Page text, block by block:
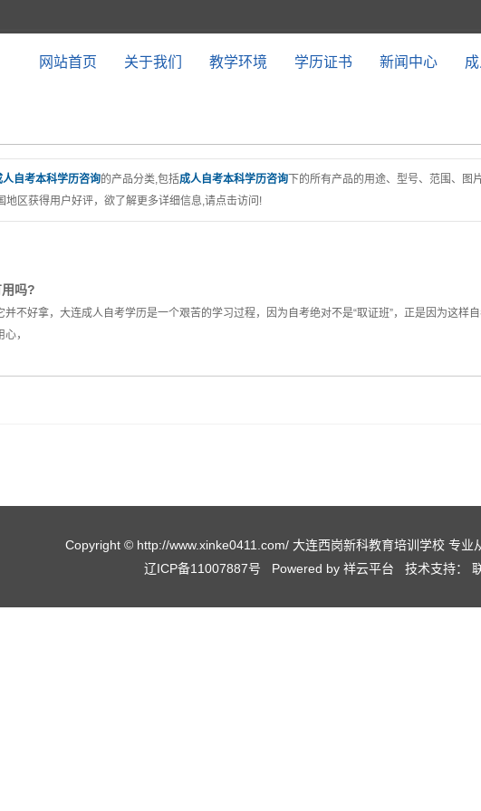
网站首页 关于我们 教学环境 学历证书 新闻中心
人自考本科学历咨询的产品分类,包括成人自考本科学历咨询 下的所有产品的用途、型号、范围、图
区获得用户好评，欲了解更多详细信息,请点击访问!
吗?
不好拿，大连成人自考学历是一个艰苦的学习过程，因为自考绝对不是“取证班”，正是因为这
，
Copyright © http://www.xinke0411.com/ 大连西岗新科教育培训学校 专业
辽ICP备11007887号 Powered by 祥云平台 技术支持：